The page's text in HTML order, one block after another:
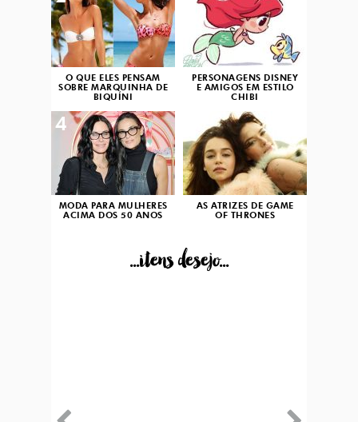
O QUE ELES PENSAM
SOBRE MARQUINHA DE
BIQUÍNI
PERSONAGENS DISNEY
E AMIGOS EM ESTILO
CHIBI
MODA PARA MULHERES
ACIMA DOS 50 ANOS
4
AS ATRIZES DE GAME
OF THRONES
...itens desejo...